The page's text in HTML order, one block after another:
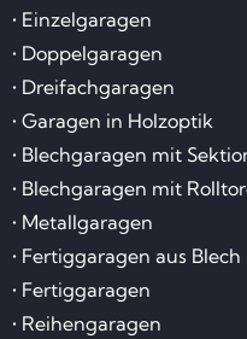
• Einzelgaragen
• Doppelgaragen
• Dreifachgaragen
• Garagen in Holzoptik
• Blechgaragen mit
• Blechgaragen mit
• Metallgaragen
• Fertiggaragen aus Blech
• Fertiggaragen
• Reihengaragen